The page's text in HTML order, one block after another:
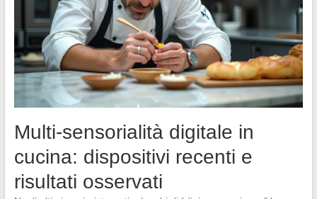
Multi-sensorialità digitale in
cucina: dispositivi recenti e
risultati osservati